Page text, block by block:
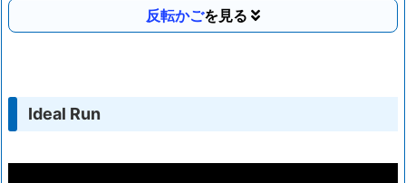
反転かご
Ideal Run